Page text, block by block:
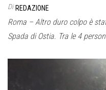
Di REDAZIONE
Roma – Altro duro colpo è
Spada di Ostia. Tra le 4